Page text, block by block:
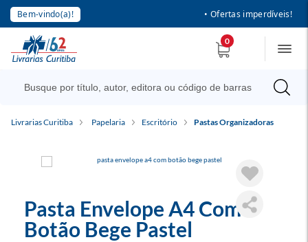
Bem-vindo(a)! • Ofertas imperdíveis!
0
Livrarias Curitiba Papelaria Escritório Pastas Organizadoras
Pasta Envelope A4 Com
Botão Bege Pastel